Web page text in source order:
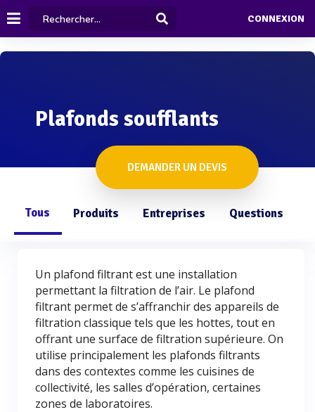
CONNEXION
Plafonds soufflants
DEMANDER UN DEVIS
Tous Produits Entreprises Questions
Un plafond filtrant est une installation
permettant la filtration de l’air. Le plafond
filtrant permet de s’affranchir des appareils de
filtration classique tels que les hottes, tout en
offrant une surface de filtration supérieure. On
utilise principalement les plafonds filtrants
dans des contextes comme les cuisines de
collectivité, les salles d’opération, certaines
zones de laboratoires.